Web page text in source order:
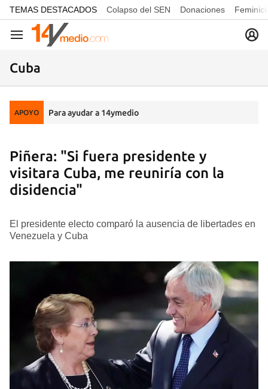
common.go-to-content
TEMAS DESTACADOS Colapso del SEN Donaciones
Navegación
Cuba
APOYO Para ayudar a 14ymedio
Piñera: "Si fuera presidente y
visitara Cuba, me reuniría con la
disidencia"
El presidente electo comparó la ausencia de libertades en
Venezuela y Cuba